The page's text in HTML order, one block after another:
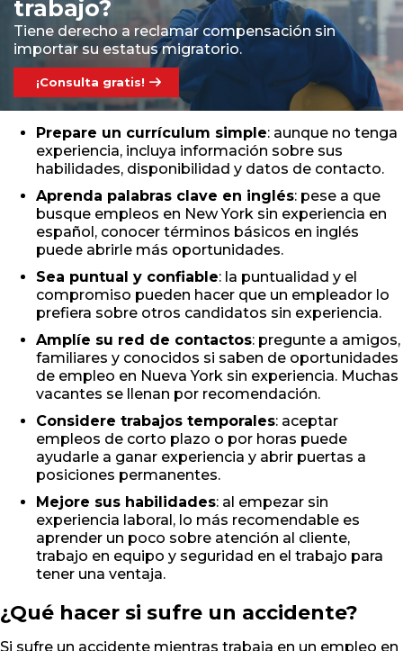
trabajo?
Tiene derecho a reclamar compensación sin
importar su estatus migratorio.
¡Consulta gratis!
Prepare un currículum simple: aunque no tenga
experiencia, incluya información sobre sus
habilidades, disponibilidad y datos de contacto.
Aprenda palabras clave en inglés: pese a que
busque empleos en New York sin experiencia en
español, conocer términos básicos en inglés
puede abrirle más oportunidades.
Sea puntual y confiable: la puntualidad y el
compromiso pueden hacer que un empleador lo
prefiera sobre otros candidatos sin experiencia.
Amplíe su red de contactos: pregunte a amigos,
familiares y conocidos si saben de oportunidades
de empleo en Nueva York sin experiencia. Muchas
vacantes se llenan por recomendación.
Considere trabajos temporales: aceptar
empleos de corto plazo o por horas puede
ayudarle a ganar experiencia y abrir puertas a
posiciones permanentes.
Mejore sus habilidades: al empezar sin
experiencia laboral, lo más recomendable es
aprender un poco sobre atención al cliente,
trabajo en equipo y seguridad en el trabajo para
tener una ventaja.
¿Qué hacer si sufre un accidente?
Si sufre un accidente mientras trabaja en un empleo en